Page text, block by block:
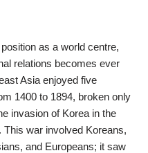
as a world centre,
relations becomes ever
Asia enjoyed five
1400 to 1894, broken only
invasion of Korea in the
This war involved Koreans,
and Europeans; it saw